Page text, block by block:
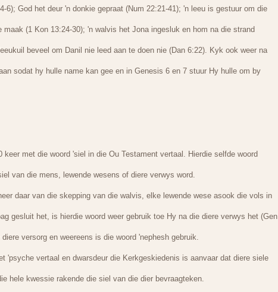
God het deur 'n donkie gepraat (Num 22:21-41); 'n leeu is gestuur om die
(1 Kon 13:24-30); 'n walvis het Jona ingesluk en hom na die strand
beveel om Danil nie leed aan te doen nie (Dan 6:22). Kyk ook weer na
sodat hy hulle name kan gee en in Genesis 6 en 7 stuur Hy hulle om by
keer met die woord 'siel in die Ou Testament vertaal. Hierdie selfde woord
van die mens, lewende wesens of diere verwys word.
daar van die skepping van die walvis, elke lewende wese asook die vols in
gesluit het, is hierdie woord weer gebruik toe Hy na die diere verwys het (Gen
versorg en weereens is die woord 'nephesh gebruik.
'psyche vertaal en dwarsdeur die Kerkgeskiedenis is aanvaar dat diere siele
hele kwessie rakende die siel van die dier bevraagteken.